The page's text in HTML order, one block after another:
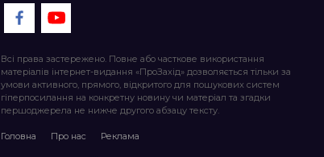
Всі права застережено. Повне або часткове використання
матеріалів інтернет-видання «ПроЗахід» дозволяється тільки за
умови активного, прямого, відкритого для пошукових систем
гіперпосилання на конкретну новину чи матеріал та згадки
першоджерела не нижче другого абзацу тексту.
Головна Про нас Реклама